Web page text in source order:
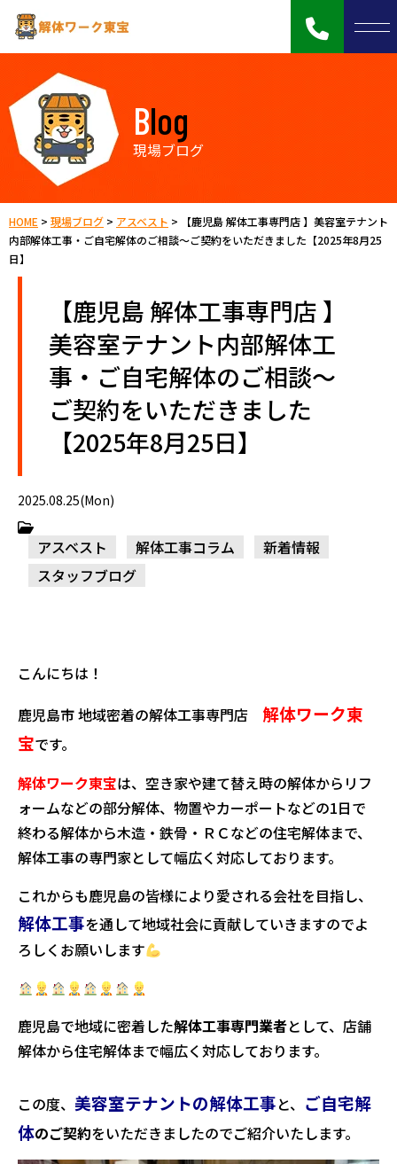
Blog
現場ブログ
HOME > 現場ブログ > アスベスト >
【鹿児島 解体工事専門店 】美容室テナント
内部解体工事・ご自宅解体のご相談～ご契約をいただきました【2025年8月25
日】
【鹿児島 解体工事専門店 】
美容室テナント内部解体工
事・ご自宅解体のご相談～
ご契約をいただきました
【2025年8月25日】
2025.08.25(Mon)
アスベスト 解体工事コラム
新着情報
スタッフブログ
こんにちは！
鹿児島市 地域密着の解体工事専門店 解体ワーク東
宝です。
解体ワーク東宝は、空き家や建て替え時の解体からリフ
ォームなどの部分解体、物置やカーポートなどの1日で
終わる解体から木造・鉄骨・ＲＣなどの住宅解体まで、
解体工事の専門家として幅広く対応しております。
これからも鹿児島の皆様により愛される会社を目指し、
解体工事を通して地域社会に貢献していきますのでよ
ろしくお願いします
鹿児島で地域に密着した解体工事専門業者として、店舗
解体から住宅解体まで幅広く対応しております。
この度、 美容室テナントの解体工事と、 ご自宅解
体のご契約をいただきましたのでご紹介いたします。